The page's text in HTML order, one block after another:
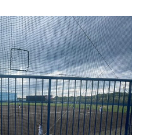
んでもお任せください
での受付
せフォーム